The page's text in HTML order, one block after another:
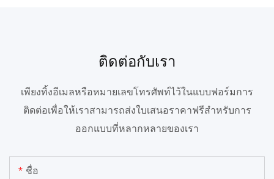
ติดต่อกับเรา
เพียงทิ้งอีเมลหรือหมายเลขโทรศัพท์ไว้ในแบบฟอร์มการ
ติดต่อเพื่อให้เราสามารถส่งใบเสนอราคาฟรีสำหรับการ
ออกแบบที่หลากหลายของเรา
ชื่อ